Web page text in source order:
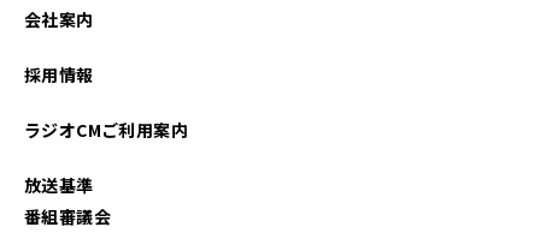
会社案内
採用情報
ラジオCMご利用案内
放送基準
番組審議会